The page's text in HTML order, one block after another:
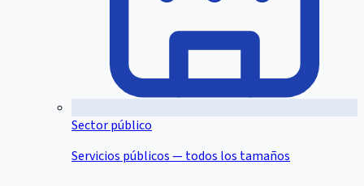
Sector público
Servicios públicos — todos los tamaños